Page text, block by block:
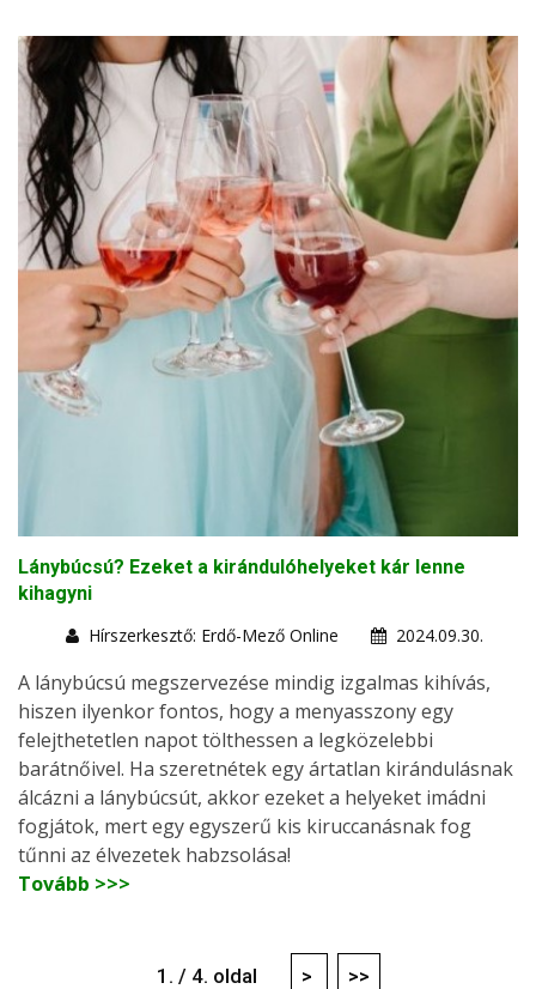
Lánybúcsú? Ezeket a kirándulóhelyeket kár lenne
kihagyni
Hírszerkesztő: Erdő-Mező Online
2024.09.30.
A lánybúcsú megszervezése mindig izgalmas kihívás,
hiszen ilyenkor fontos, hogy a menyasszony egy
felejthetetlen napot tölthessen a legközelebbi
barátnőivel. Ha szeretnétek egy ártatlan kirándulásnak
álcázni a lánybúcsút, akkor ezeket a helyeket imádni
fogjátok, mert egy egyszerű kis kiruccanásnak fog
tűnni az élvezetek habzsolása!
Tovább >>>
1. / 4. oldal > >>